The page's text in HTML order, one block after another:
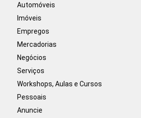
Automóveis
Imóveis
Empregos
Mercadorias
Negócios
Serviços
Workshops, Aulas e Cursos
Pessoais
Anuncie